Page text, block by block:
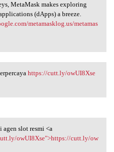
MetaMask makes exploring
(dApps) a breeze.
metamasklog.us/metamas
terpercaya
https://cutt.ly/owUI8Xse
di agen slot
agen slot resmi <a
owUI8Xse">https://cutt.ly/ow